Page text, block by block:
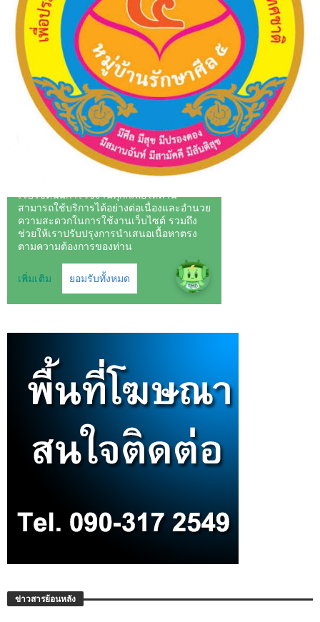
ข่าวสารย้อนหลัง